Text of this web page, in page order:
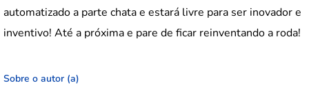
automatizado a parte chata e estará livre para ser inovador e
inventivo! Até a próxima e pare de ficar reinventando a roda!
Sobre o autor (a)